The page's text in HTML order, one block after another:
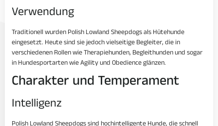
Verwendung
Traditionell wurden Polish Lowland Sheepdogs als Hütehunde
eingesetzt. Heute sind sie jedoch vielseitige Begleiter, die in
verschiedenen Rollen wie Therapiehunden, Begleithunden und sogar
in Hundesportarten wie Agility und Obedience glänzen.
Charakter und Temperament
Intelligenz